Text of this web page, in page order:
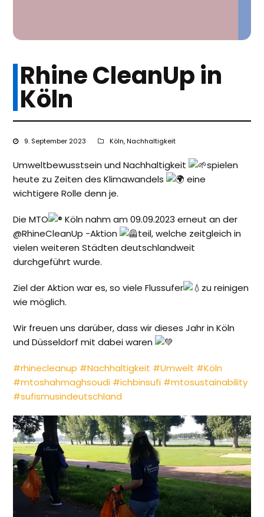
Rhine CleanUp in
Köln
9. September 2023 Köln,Nachhaltigkeit
Umweltbewusstsein und Nachhaltigkeit
spielen
heute zu Zeiten des Klimawandels
eine
wichtigere Rolle denn je.
Die MTO
Köln nahm am 09.09.2023 erneut an der
@RhineCleanUp -Aktion
teil, welche zeitgleich in
vielen weiteren Städten deutschlandweit
durchgeführt wurde.
Ziel der Aktion war es, so viele Flussufer
zu reinigen
wie möglich.
Wir freuen uns darüber, dass wir dieses Jahr in Köln
und Düsseldorf mit dabei waren
#rhinecleanup #Nachhaltigkeit #Umwelt #Köln
#mtoshahmaghsoudi #ichbinsufi #mtosustainability
#sufismusindeutschland